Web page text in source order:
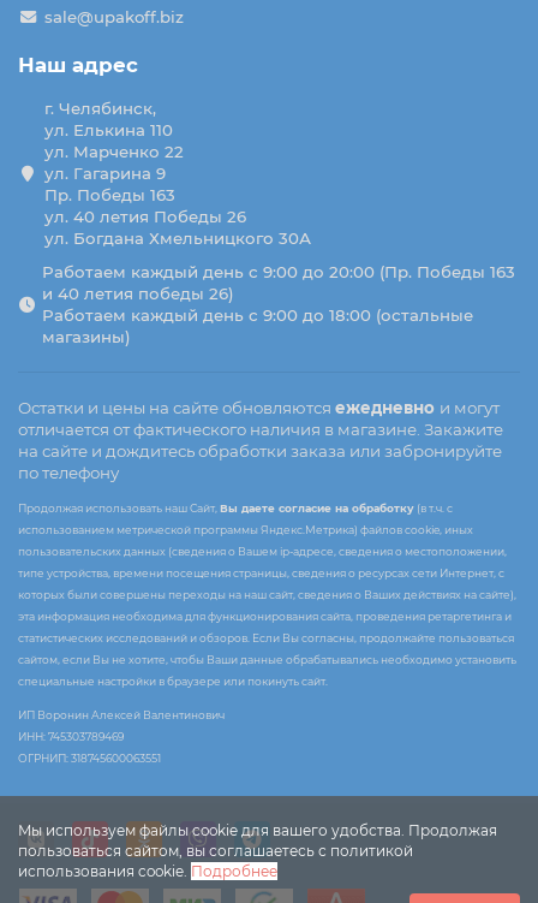
Мы используем файлы cookie для вашего удобства. Продолжая
пользоваться сайтом, вы соглашаетесь с политикой
использования cookie. Подробнее
sale@upakoff.biz
Наш адрес
г. Челябинск,
ул. Елькина 110
ул. Марченко 22
ул. Гагарина 9
Пр. Победы 163
ул. 40 летия Победы 26
ул. Богдана Хмельницкого 30А
Работаем каждый день с 9:00 до 20:00 (Пр. Победы 163
и 40 летия победы 26)
Работаем каждый день с 9:00 до 18:00 (остальные
магазины)
Остатки и цены на сайте обновляются ежедневно и могут
отличается от фактического наличия в магазине. Закажите
на сайте и дождитесь обработки заказа или забронируйте
по телефону
Продолжая использовать наш Сайт, Вы даете согласие на обработку (в т.ч. с
использованием метрической программы Яндекс.Метрика) файлов cookie, иных
пользовательских данных (сведения о Вашем ip-адресе, сведения о местоположении,
типе устройства, времени посещения страницы, сведения о ресурсах сети Интернет, с
которых были совершены переходы на наш сайт, сведения о Ваших действиях на сайте),
эта информация необходима для функционирования сайта, проведения ретаргетинга и
статистических исследований и обзоров. Если Вы согласны, продолжайте пользоваться
сайтом, если Вы не хотите, чтобы Ваши данные обрабатывались необходимо установить
специальные настройки в браузере или покинуть сайт.
ИП Воронин Алексей Валентинович
ИНН: 745303789469
ОГРНИП: 318745600063551